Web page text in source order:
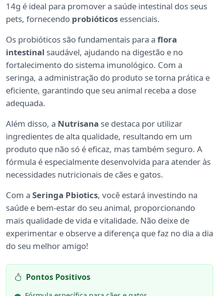
14g é ideal para promover a saúde intestinal dos seus
pets, fornecendo probióticos essenciais.
Os probióticos são fundamentais para a flora
intestinal saudável, ajudando na digestão e no
fortalecimento do sistema imunológico. Com a
seringa, a administração do produto se torna prática e
eficiente, garantindo que seu animal receba a dose
adequada.
Além disso, a Nutrisana se destaca por utilizar
ingredientes de alta qualidade, resultando em um
produto que não só é eficaz, mas também seguro. A
fórmula é especialmente desenvolvida para atender às
necessidades nutricionais de cães e gatos.
Com a Seringa Pbiotics, você estará investindo na
saúde e bem-estar do seu animal, proporcionando
mais qualidade de vida e vitalidade. Não deixe de
experimentar e observe a diferença que faz no dia a dia
do seu melhor amigo!
Pontos Positivos